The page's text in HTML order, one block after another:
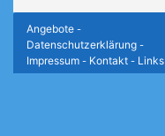
Angebote -
Datenschutzerklärung -
Impressum - Kontakt - Links